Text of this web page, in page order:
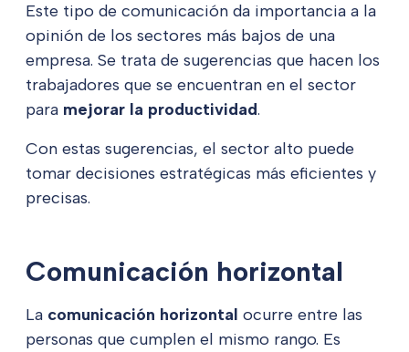
Este tipo de comunicación da importancia a la
opinión de los sectores más bajos de una
empresa. Se trata de sugerencias que hacen los
trabajadores que se encuentran en el sector
para mejorar la productividad.
Con estas sugerencias, el sector alto puede
tomar decisiones estratégicas más eficientes y
precisas.
Comunicación horizontal
La comunicación horizontal ocurre entre las
personas que cumplen el mismo rango. Es